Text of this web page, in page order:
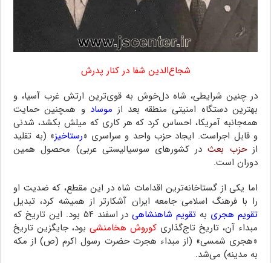
شجاع‌الدین شفا در کنار پدرش
در چنین شرایطی، شاه دل‌خوش به قوی‌ترین ارتش غرب آسیا، و
بهترین دستگاه امنیتی منطقه بعد از موساد و همچنین حمایت
همه‌جانبه آمریکا، احساس کرد که هر کاری که میلش بکشد، شدنی
و قابل اجراست. ایجاد حزب واحد و سراسری «رستاخیز» (به تقلید
ازحزب بعثدر کشورهای سوسیالیستی عربی) محصول همین
دوران است.
اما یکی از گستاخانه‌ترین اقدامات شاه در این مقطع، که ضدیت او
را با فرهنگ اسلامی جامعه ایران آشکارتر از همیشه کرد، تبدیل
تقویم هجری به تقویم شاهنشاهی
در اسفند ۵۴ بود. این تاریخ که
مبداء آن، تاریخ تاج‌گذاری کوروش هخامنشیبود، جایگزین تاریخ
«هجری شمسی» (از مبداء هجرت حضرت رسول اکرم (ص) از مکه
به مدینه) می‌شد.